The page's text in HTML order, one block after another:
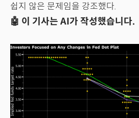
쉽지 않은 문제임을 강조했다.
🤖 이 기사는 AI가 작성했습니다.